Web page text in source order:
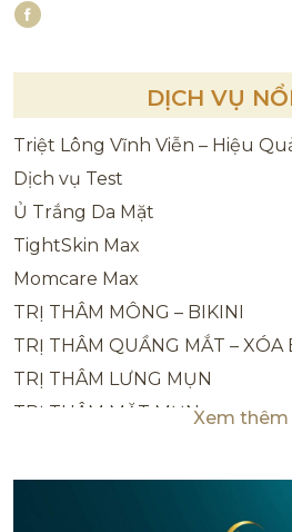
DỊCH VỤ
Triệt Lông Vĩnh Viễn – Hiệu
Dịch vụ Test
Ủ Trắng Da Mặt
TightSkin Max
Momcare Max
TRỊ THÂM MÔNG – BIKINI
TRỊ THÂM QUẦNG MẮT – XÓA
TRỊ THÂM LƯNG MỤN
TRỊ THÂM MẶT MỤNXem thêm